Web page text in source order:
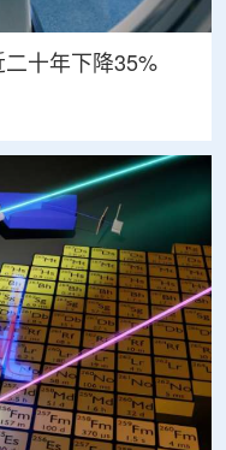
十年下降35%